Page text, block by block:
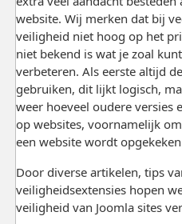
website. Wij merken dat bij
veiligheid niet hoog op het
niet bekend is wat je zoal
verbeteren. Als eerste altijd
gebruiken, dit lijkt logisch,
weer hoeveel oudere versies
op websites, voornamelijk
een website wordt
Door diverse artikelen, tips
veiligheidsextensies hopen
veiligheid van Joomla sites